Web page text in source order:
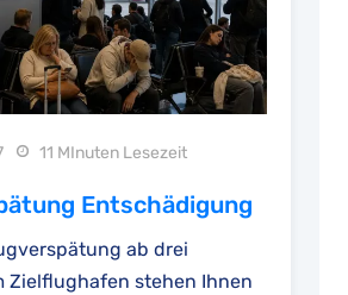
11 MInuten Lesezeit
Entschädigung
ab drei
Zielflughafen stehen Ihnen